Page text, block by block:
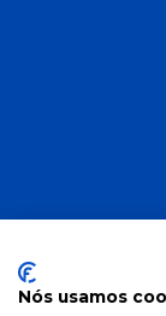
Nós usamos